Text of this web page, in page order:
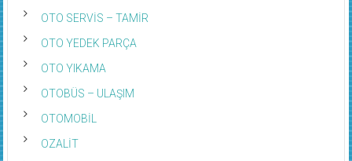
OTO SERVİS – TAMİR
OTO YEDEK PARÇA
OTO YIKAMA
OTOBÜS – ULAŞIM
OTOMOBİL
OZALİT